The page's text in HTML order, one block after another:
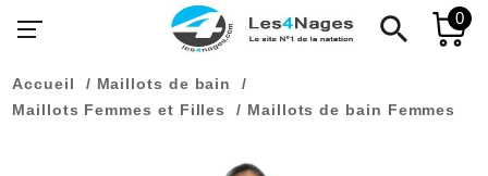
search 0
Accueil
Maillots de bain
Maillots Femmes et Filles
Maillots de bain Femmes